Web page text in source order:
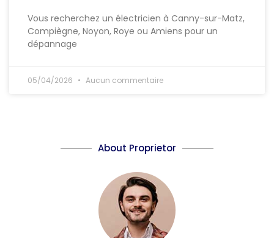
Vous recherchez un électricien à Canny-sur-Matz,
Compiègne, Noyon, Roye ou Amiens pour un
dépannage
05/04/2026 Aucun commentaire
About Proprietor